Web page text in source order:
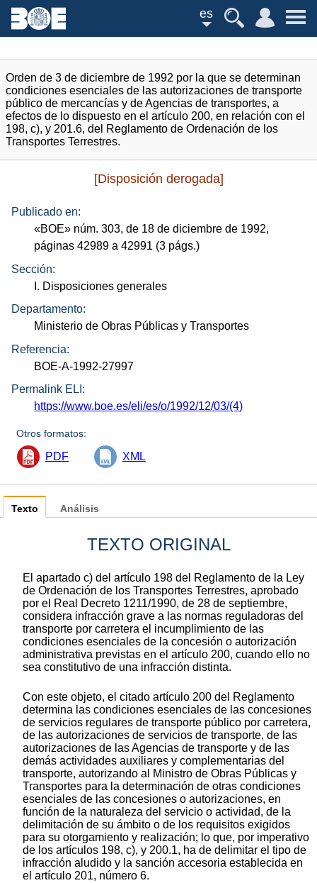
es
Orden de 3 de diciembre de 1992 por la que se determinan
condiciones esenciales de las autorizaciones de transporte
público de mercancías y de Agencias de transportes, a
efectos de lo dispuesto en el artículo 200, en relación con el
198, c), y 201.6, del Reglamento de Ordenación de los
Transportes Terrestres.
[Disposición derogada]
Publicado en:
«BOE» núm. 303, de 18 de diciembre de 1992,
páginas 42989 a 42991 (3 págs.)
Sección:
I. Disposiciones generales
Departamento:
Ministerio de Obras Públicas y Transportes
Referencia:
BOE-A-1992-27997
Permalink ELI:
https://www.boe.es/eli/es/o/1992/12/03/(4)
Otros formatos:
PDF XML
Texto
TEXTO ORIGINAL
El apartado c) del artículo 198 del Reglamento de la Ley
de Ordenación de los Transportes Terrestres, aprobado
por el Real Decreto 1211/1990, de 28 de septiembre,
considera infracción grave a las normas reguladoras del
transporte por carretera el incumplimiento de las
condiciones esenciales de la concesión o autorización
administrativa previstas en el artículo 200, cuando ello no
sea constitutivo de una infracción distinta.
Con este objeto, el citado artículo 200 del Reglamento
determina las condiciones esenciales de las concesiones
de servicios regulares de transporte público por carretera,
de las autorizaciones de servicios de transporte, de las
autorizaciones de las Agencias de transporte y de las
demás actividades auxiliares y complementarias del
transporte, autorizando al Ministro de Obras Públicas y
Transportes para la determinación de otras condiciones
esenciales de las concesiones o autorizaciones, en
función de la naturaleza del servicio o actividad, de la
delimitación de su ámbito o de los requisitos exigidos
para su otorgamiento y realización; lo que, por imperativo
de los artículos 198, c), y 200.1, ha de delimitar el tipo de
infracción aludido y la sanción accesoria establecida en
el artículo 201, número 6.
Análisis